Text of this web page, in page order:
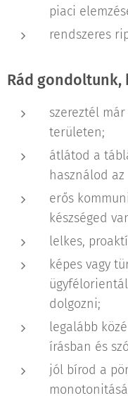
piaci
rendszeres
Rád gondoltunk,
szereztél
területen;
átlátod a
használod az
erős
készséged
lelkes,
képes vagy
dolgozni;
legalább
írásban és
jól bírod a